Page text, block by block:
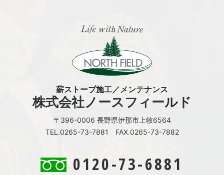
薪ストーブ施工／メンテナンス
株式会社ノースフィールド
〒396-0006 長野県伊那市上牧6564
TEL.0265-73-7881 FAX.0265-73-7882
0120-73-6881